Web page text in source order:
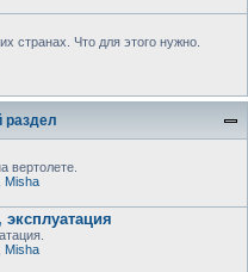
странах. Что для этого нужно.
раздел
вертолете.
Misha
Misha